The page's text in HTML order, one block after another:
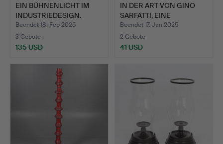
EIN BÜHNENLICHT IM
INDUSTRIEDESIGN.
Beendet 18. Feb 2025
3 Gebote
135 USD
IN DER ART VON GINO
SARFATTI, EINE
STEHLAM…
Beendet 17. Jan 2025
2 Gebote
41 USD